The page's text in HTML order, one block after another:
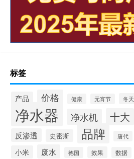
标签
产品 价格 健康 元宵节 冬天
净水器 净水机 十大
反渗透 史密斯 品牌 唐代
小米
废水 德国 效果 数据